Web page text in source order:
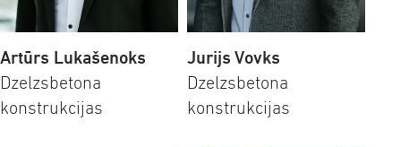
Artūrs Lukašenoks
Dzelzsbetona
konstrukcijas
Jurijs Vovks
Dzelzsbetona
konstrukcijas